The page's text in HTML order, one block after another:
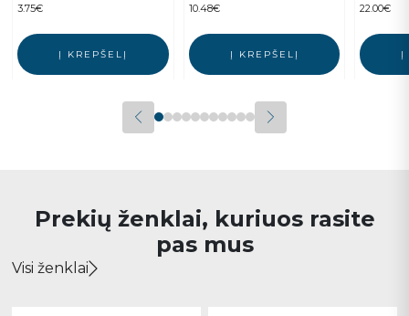
3.75€
Į KREPŠELĮ
10.48€
Į KREPŠELĮ
22.00€
Į
Prekių ženklai, kuriuos rasite
pas mus
Visi ženklai